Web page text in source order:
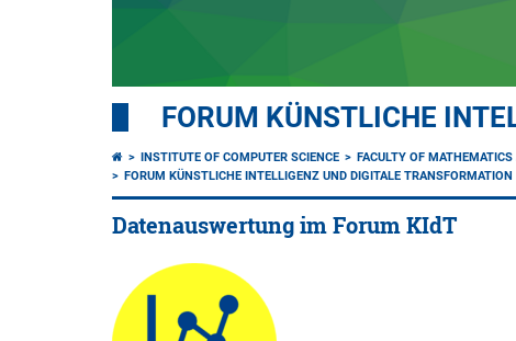
FORUM KÜNSTLICHE
INSTITUTE OF COMPUTER SCIENCE
FACULTY OF
FORUM KÜNSTLICHE INTELLIGENZ UND DIGITALE TRANSFORMATION
Datenauswertung im Forum KIdT